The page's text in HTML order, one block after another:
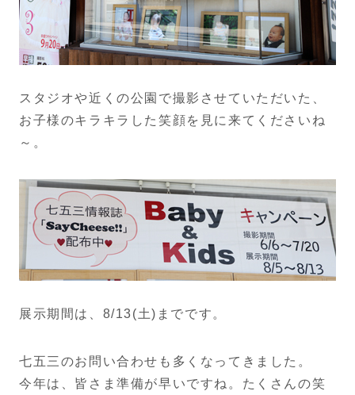
スタジオや近くの公園で撮影させていただいた、
お子様のキラキラした笑顔を見に来てくださいね
～。
展示期間は、8/13(土)までです。
七五三のお問い合わせも多くなってきました。
今年は、皆さま準備が早いですね。たくさんの笑